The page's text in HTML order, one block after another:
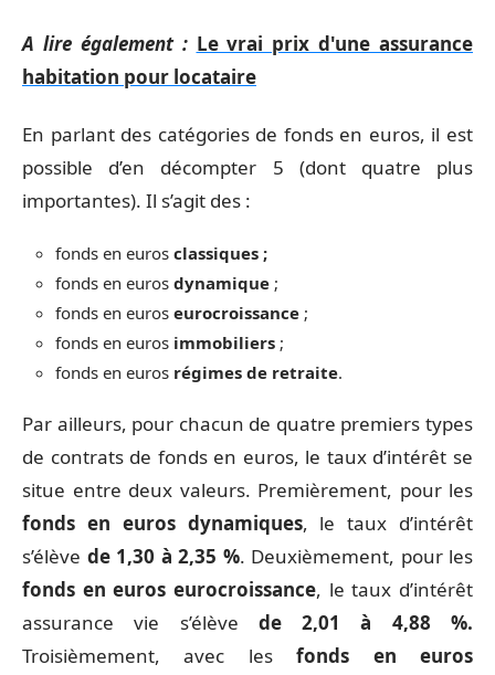
A lire également : Le vrai prix d'une assurance
habitation pour locataire
En parlant des catégories de fonds en euros, il est
possible d’en décompter 5 (dont quatre plus
importantes). Il s’agit des :
fonds en euros classiques ;
fonds en euros dynamique ;
fonds en euros eurocroissance ;
fonds en euros immobiliers ;
fonds en euros régimes de retraite.
Par ailleurs, pour chacun de quatre premiers types
de contrats de fonds en euros, le taux d’intérêt se
situe entre deux valeurs. Premièrement, pour les
fonds en euros dynamiques, le taux d’intérêt
s’élève de 1,30 à 2,35 %. Deuxièmement, pour les
fonds en euros eurocroissance, le taux d’intérêt
assurance vie s’élève de 2,01 à 4,88 %.
Troisièmement, avec lesfonds en euros